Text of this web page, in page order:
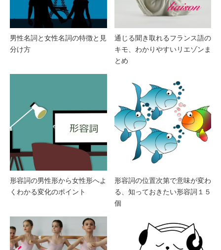
男性名詞と女性名詞の特徴と見
分け方
通じる聞き取れるフランス語の
キモ、わかりやすいリエゾンま
とめ
形容詞の男性形から女性形へよ
くわかる変化のポイント
形容詞の位置次第で意味が変わ
る、知っておきたい形容詞１５
個